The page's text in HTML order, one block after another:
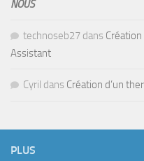
NOUS
technoseb27 dans
Assistant
Cyril dans Création d’un
PLUS